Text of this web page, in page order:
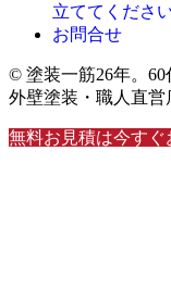
立ててください
お問合せ
© 塗装一筋26年。
外壁塗装・職人直営
無料お見積は今すぐ